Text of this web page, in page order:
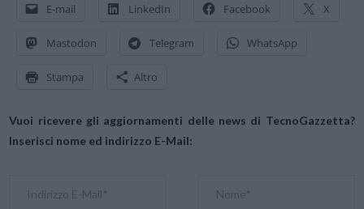
E-mail LinkedIn Facebook X
Mastodon Telegram WhatsApp
Stampa Altro
Vuoi ricevere gli aggiornamenti delle news di TecnoGazzetta?
Inserisci nome ed indirizzo E-Mail: